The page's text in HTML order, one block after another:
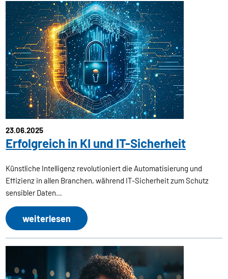
23.06.2025
Erfolgreich in KI und IT-Sicherheit
Künstliche Intelligenz revolutioniert die Automatisierung und
Effizienz in allen Branchen, während IT-Sicherheit zum Schutz
sensibler Daten…
weiterlesen